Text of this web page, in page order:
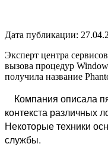
Дата публикации:
Эксперт центра
вызова процедур
получила название
Компания описала
контекста различных
Некоторые техники
службы.